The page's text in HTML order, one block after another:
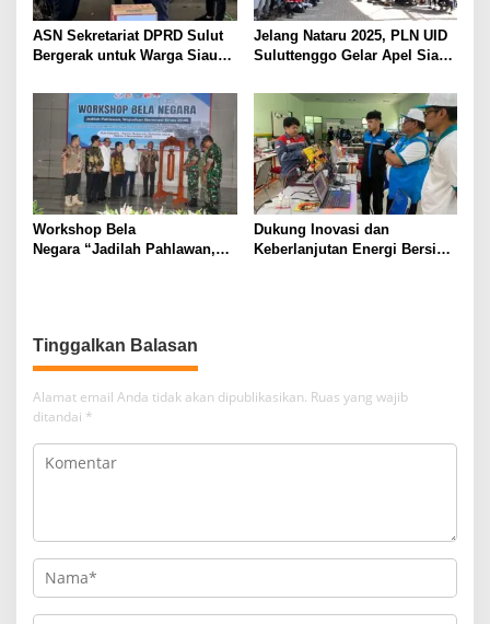
ASN Sekretariat DPRD Sulut
Bergerak untuk Warga Siau
Jelang Nataru 2025, PLN UID
Suluttenggo Gelar Apel Siaga
Listrik
Workshop Bela
Negara “Jadilah Pahlawan,
Dukung Inovasi dan
Keberlanjutan Energi Bersih,
Tinggalkan Balasan
Alamat email Anda tidak akan dipublikasikan. Ruas yang wajib
ditandai *